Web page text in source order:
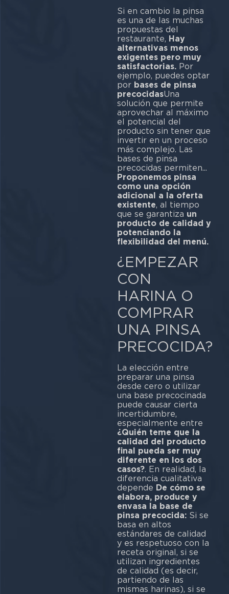
Si en cambio la pinsa
es una de las muchas
propuestas del
restaurante, Hay
alternativas menos
exigentes pero muy
satisfactorias. Por
ejemplo, puedes optar
por bases de pinsa
precocidasUna
solución que permite
aprovechar al máximo
el potencial del
producto sin tener que
invertir en un proceso
más complejo. Las
bases de pinsa
precocidas permiten...
Proponemos pinsa
como una opción
adicional a la oferta
existente, al tiempo
que se garantiza un
producto de calidad y
potenciando la
flexibilidad del menú.
¿EMPEZAR
CON
HARINA O
COMPRAR
UNA PINSA
PRECOCIDA?
La elección entre
preparar una pinsa
desde cero o utilizar
una base precocinada
puede causar cierta
incertidumbre,
especialmente entre
¿Quién teme que la
calidad del producto
final pueda ser muy
diferente en los dos
casos?. En realidad, la
diferencia cualitativa
depende De cómo se
elabora, produce y
envasa la base de
pinsa precocida:Si se
basa en altos
estándares de calidad
y es respetuoso con la
receta original, si se
utilizan ingredientes
de calidad (es decir,
partiendo de las
mismas harinas), si se